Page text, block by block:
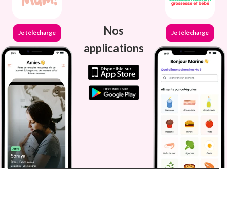
Je télécharge
Nos
applications
Je télécharge